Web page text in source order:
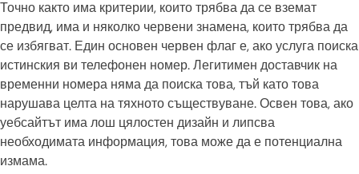
Точно както има критерии, които трябва да се вземат
предвид, има и няколко червени знамена, които трябва да
се избягват. Един основен червен флаг е, ако услуга поиска
истинския ви телефонен номер. Легитимен доставчик на
временни номера няма да поиска това, тъй като това
нарушава целта на тяхното съществуване. Освен това, ако
уебсайтът има лош цялостен дизайн и липсва
необходимата информация, това може да е потенциална
измама.